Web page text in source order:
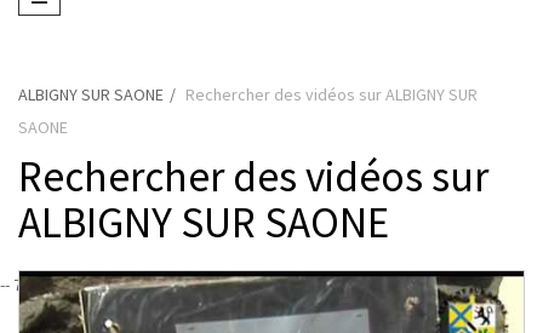
ALBIGNY SUR SAONE
Rechercher des vidéos sur ALBIGNY SUR
SAONE
Rechercher des vidéos sur
ALBIGNY SUR SAONE
-- 72 -- 9 --